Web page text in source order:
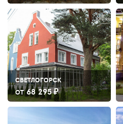
СВЕТЛОГОРСК
ОТ 68 295 ₽